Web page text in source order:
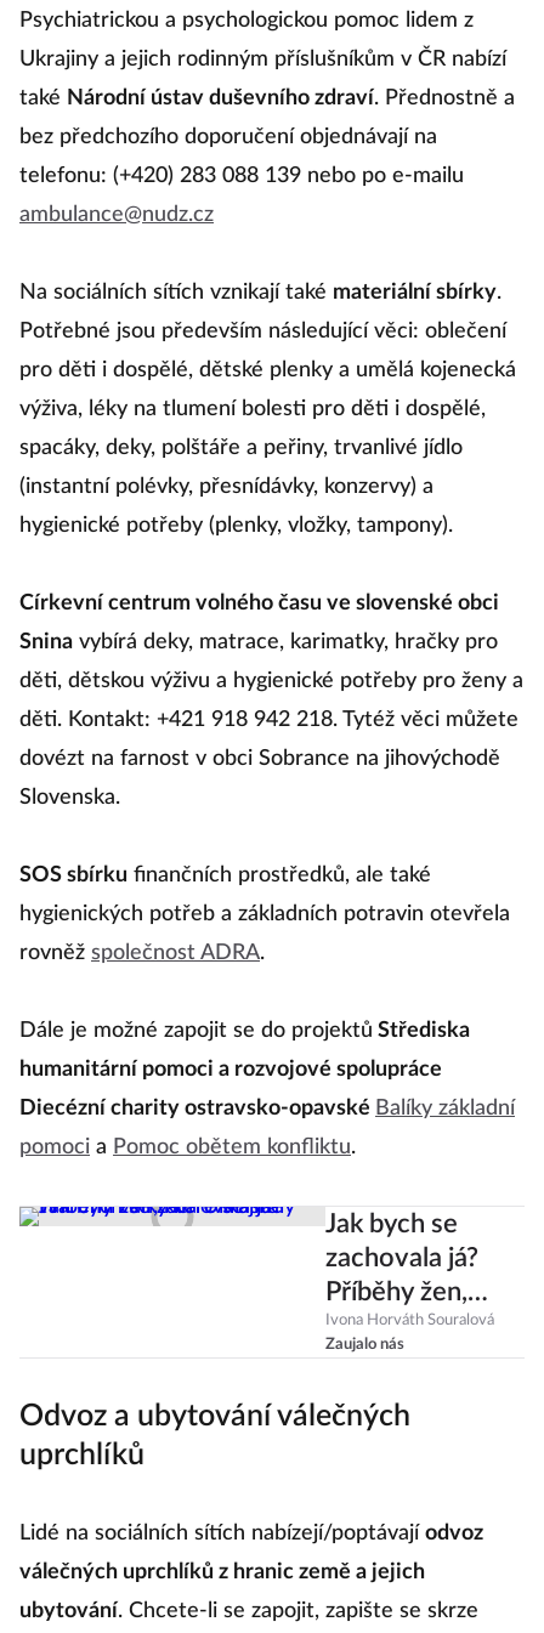
Psychiatrickou a psychologickou pomoc lidem z
Ukrajiny a jejich rodinným příslušníkům v ČR nabízí
také Národní ústav duševního zdraví. Přednostně a
bez předchozího doporučení objednávají na
telefonu: (+420) 283 088 139 nebo po e-mailu
ambulance@nudz.cz
Na sociálních sítích vznikají také materiální sbírky.
Potřebné jsou především následující věci: oblečení
pro děti i dospělé, dětské plenky a umělá kojenecká
výživa, léky na tlumení bolesti pro děti i dospělé,
spacáky, deky, polštáře a peřiny, trvanlivé jídlo
(instantní polévky, přesnídávky, konzervy) a
hygienické potřeby (plenky, vložky, tampony).
Církevní centrum volného času ve slovenské obci
Snina vybírá deky, matrace, karimatky, hračky pro
děti, dětskou výživu a hygienické potřeby pro ženy a
děti. Kontakt: +421 918 942 218. Tytéž věci můžete
dovézt na farnost v obci Sobrance na jihovýchodě
Slovenska.
SOS sbírku finančních prostředků, ale také
hygienických potřeb a základních potravin otevřela
rovněž společnost ADRA.
Dále je možné zapojit se do projektů Střediska
humanitární pomoci a rozvojové spolupráce
Diecézní charity ostravsko-opavské Balíky základní
pomoci a Pomoc obětem konfliktu.
Jak bych se
zachovala já?
Příběhy žen,
které se staly
tvářemi války na
Ivona Horváth Souralová
Zaujalo nás
Odvoz a ubytování válečných
uprchlíků
Lidé na sociálních sítích nabízejí/poptávají odvoz
válečných uprchlíků z hranic země a jejich
ubytování. Chcete-li se zapojit, zapište se skrze